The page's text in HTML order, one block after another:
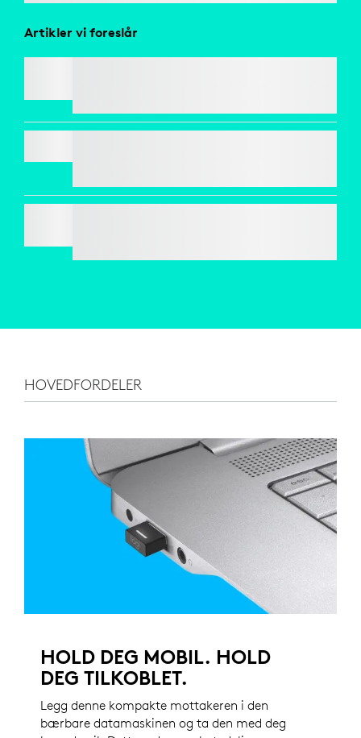
Artikler vi foreslår
HOVEDFORDELER
HOLD DEG MOBIL. HOLD
DEG TILKOBLET.
Legg denne kompakte mottakeren i den
bærbare datamaskinen og ta den med deg